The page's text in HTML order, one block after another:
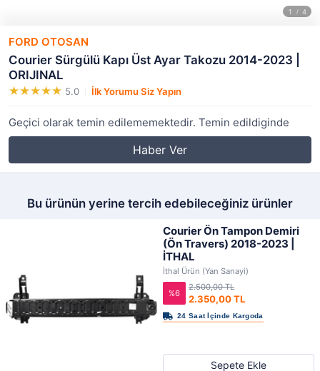
FORD OTOSAN
Courier Sürgülü Kapı Üst Ayar Takozu 2014-2023 |
ORIJINAL
5.0 İlk Yorumu Siz Yapın
Geçici olarak temin edilememektedir. Temin edildiginde
Haber Ver
Bu ürünün yerine tercih edebileceğiniz ürünler
Courier Ön Tampon Demiri
(Ön Travers) 2018-2023 |
İTHAL
İthal Ürün (Yan Sanayi)
%6 2.350,00 TL
2.500,00 TL
Sepete Ekle